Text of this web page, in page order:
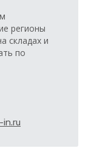
регионы
складах и
по